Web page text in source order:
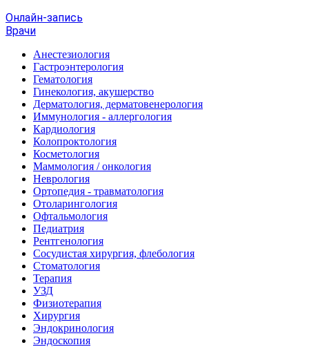
Онлайн-запись
Врачи
Анестезиология
Гастроэнтерология
Гематология
Гинекология, акушерство
Дерматология, дерматовенерология
Иммунология - аллергология
Кардиология
Колопроктология
Косметология
Маммология / онкология
Неврология
Ортопедия - травматология
Отоларингология
Офтальмология
Педиатрия
Рентгенология
Сосудистая хирургия, флебология
Стоматология
Терапия
УЗД
Физиотерапия
Хирургия
Эндокринология
Эндоскопия